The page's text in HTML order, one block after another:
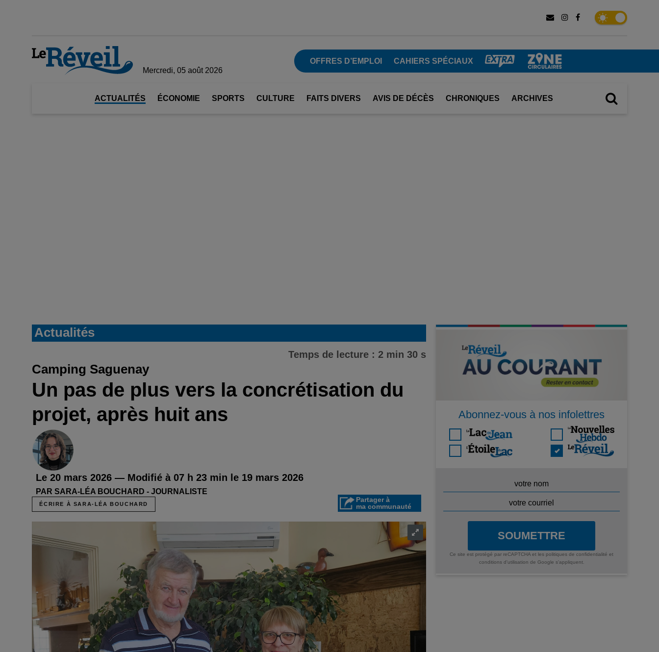
Mercredi, 05 août 2026
OFFRES D’EMPLOI CAHIERS SPÉCIAUX
ACTUALITÉS ÉCONOMIE SPORTS CULTURE FAITS DIVERS AVIS DE DÉCÈS CHRONIQUES ARCHIVES
Actualités
Temps de lecture : 2 min 30 s
Camping Saguenay
Un pas de plus vers la concrétisation du
projet, après huit ans
Le 20 mars 2026 — Modifié à 07 h 23 min le 19 mars 2026
PAR SARA-LÉA BOUCHARD - JOURNALISTE
ÉCRIRE À SARA-LÉA BOUCHARD
Partager à
ma communauté
Abonnez-vous à nos infolettres
SOUMETTRE
Ce site est protégé par reCAPTCHA et les politiques de confidentialité et
conditions d'utilisation de Google s'appliquent.